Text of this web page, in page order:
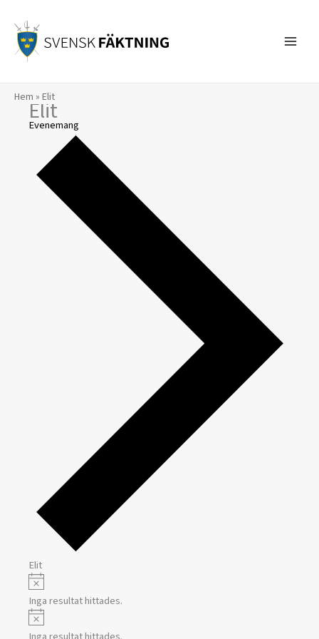
innehåll
Hem » Elit
Elit
Evenemang
Elit
Evenemang
Notis
Inga resultat hittades.
Notis